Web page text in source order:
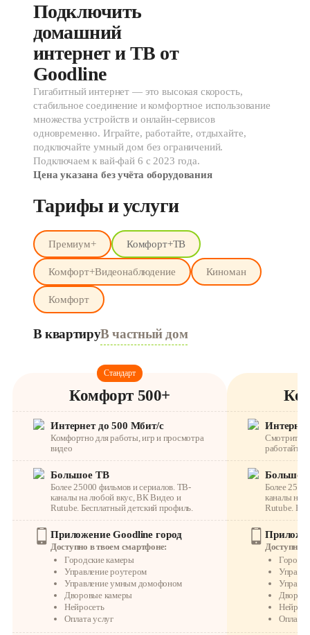
Подключить
домашний
интернет и ТВ от
Goodline
Гигабитный интернет — это высокая скорость,
стабильное соединение и комфортное использование
множества устройств и онлайн-сервисов
одновременно. Играйте, работайте, отдыхайте,
подключайте умный дом без ограничений.
Подключаем к вай-фай 6 с 2023 года.
Цена указана без учёта оборудования
Тарифы и услуги
Премиум+ Комфорт+ТВ
Комфорт+Видеонаблюдение Киноман
Комфорт
В квартируВ частный дом
Комфорт 500+
Интернет до 500 Мбит/с
Комфортно для работы, игр и просмотра
видео
Большое ТВ
Более 25000 фильмов и сериалов. ТВ-
каналы на любой вкус, ВК Видео и
Rutube. Бесплатный детский профиль.
Приложение Goodline город
Доступно в твоем смартфоне:
Городские камеры
Управление роутером
Управление умным домофоном
Дворовые камеры
Нейросеть
Оплата услуг
Стандарт
Смотрите
работайте,
Более
каналы на
Rutube.
Доступно
Оплата